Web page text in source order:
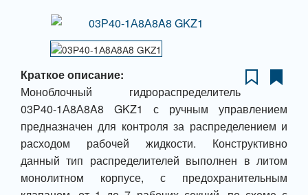
Краткое описание:
Моноблочный гидрораспределитель
03Р40-1А8А8A8 GKZ1 с ручным управлением
предназначен для контроля за распределением и
расходом рабочей жидкости. Конструктивно
данный тип распределителей выполнен в литом
монолитном корпусе, с предохранительным